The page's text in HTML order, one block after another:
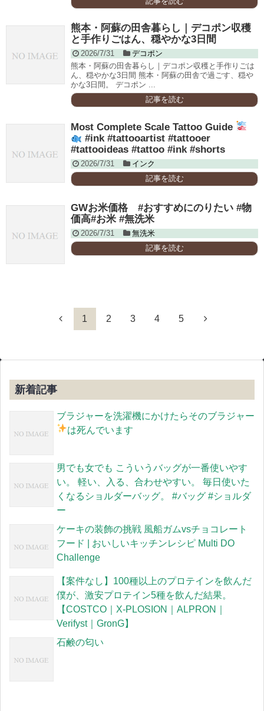
熊本・阿蘇の田舎暮らし｜デコポン収穫
と手作りごはん、穏やかな3日間
2026/7/31
デコポン
熊本・阿蘇の田舎暮らし｜デコポン収穫と手作りごは
ん、穏やかな3日間 熊本・阿蘇の田舎で過ごす、穏や
かな3日間。 デコポン ...
記事を読む
Most Complete Scale Tattoo Guide
#ink #tattooartist #tattooer
#tattooideas #tattoo #ink #shorts
2026/7/31
インク
記事を読む
GWお米価格 #おすすめにのりたい #物
価高#お米 #無洗米
2026/7/31
無洗米
記事を読む
1 2 3 4 5
新着記事
ブラジャーを洗濯機にかけたらそのブラジャー
は死んでいます
男でも女でも こういうバッグが一番使いやす
い。 軽い、入る、合わせやすい。 毎日使いた
くなるショルダーバッグ。 #バッグ #ショルダ
ー
ケーキの装飾の挑戦 風船ガムvsチョコレート
フード | おいしいキッチンレシピ Multi DO
Challenge
【案件なし】100種以上のプロテインを飲んだ
僕が、激安プロテイン5種を飲んだ結果。
【COSTCO｜X-PLOSION｜ALPRON｜
Verifyst｜GronG】
石鹸の匂い